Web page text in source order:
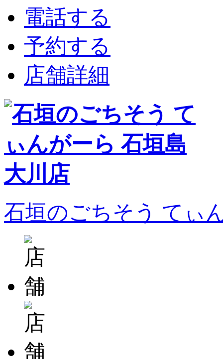
電話する
予約する
店舗詳細
石垣のごちそう てぃ